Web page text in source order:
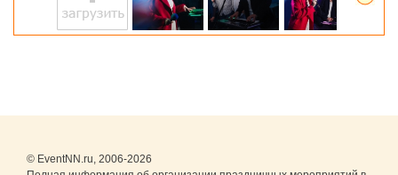
© EventNN.ru, 2006-2026